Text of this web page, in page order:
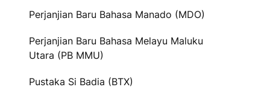
Perjanjian Baru Bahasa Manado (MDO)
Perjanjian Baru Bahasa Melayu Maluku
Utara (PB MMU)
Pustaka Si Badia (BTX)